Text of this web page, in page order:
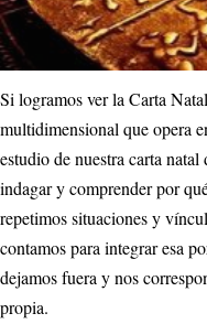
Si logramos ver la Carta
multidimensional que opera
estudio de nuestra carta
indagar y comprender por
repetimos situaciones y
contamos para integrar esa
dejamos fuera y nos
propia.